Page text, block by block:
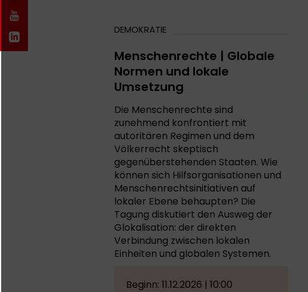
DEMOKRATIE
Menschenrechte | Globale
Normen und lokale
Umsetzung
Die Menschenrechte sind
zunehmend konfrontiert mit
autoritären Regimen und dem
Völkerrecht skeptisch
gegenüberstehenden Staaten. Wie
können sich Hilfsorganisationen und
Menschenrechtsinitiativen auf
lokaler Ebene behaupten? Die
Tagung diskutiert den Ausweg der
Glokalisation: der direkten
Verbindung zwischen lokalen
Einheiten und globalen Systemen.
Beginn: 11.12.2026 | 10:00